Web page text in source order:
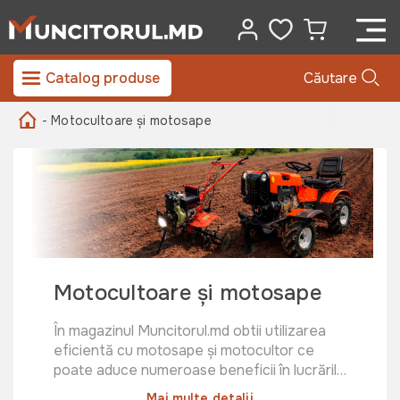
Catalog produse Căutare
- Motocultoare și motosape
Motocultoare și motosape
În magazinul Muncitorul.md obtii utilizarea
eficientă cu motosape și motocultor ce
poate aduce numeroase beneficii în lucrările
agricole și de grădinărit. Motosapa, echipată